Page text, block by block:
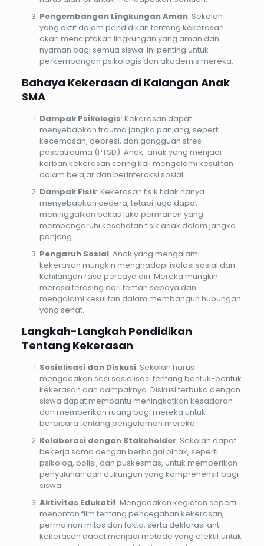
Pengembangan Lingkungan Aman: Sekolah
yang aktif dalam pendidikan tentang kekerasan
akan menciptakan lingkungan yang aman dan
nyaman bagi semua siswa. Ini penting untuk
perkembangan psikologis dan akademis mereka.
Bahaya Kekerasan di Kalangan Anak
SMA
Dampak Psikologis: Kekerasan dapat
menyebabkan trauma jangka panjang, seperti
kecemasan, depresi, dan gangguan stres
pascatrauma (PTSD). Anak-anak yang menjadi
korban kekerasan sering kali mengalami kesulitan
dalam belajar dan berinteraksi sosial.
Dampak Fisik: Kekerasan fisik tidak hanya
menyebabkan cedera, tetapi juga dapat
meninggalkan bekas luka permanen yang
mempengaruhi kesehatan fisik anak dalam jangka
panjang.
Pengaruh Sosial: Anak yang mengalami
kekerasan mungkin menghadapi isolasi sosial dan
kehilangan rasa percaya diri. Mereka mungkin
merasa terasing dari teman sebaya dan
mengalami kesulitan dalam membangun hubungan
yang sehat.
Langkah-Langkah Pendidikan
Tentang Kekerasan
Sosialisasi dan Diskusi: Sekolah harus
mengadakan sesi sosialisasi tentang bentuk-bentuk
kekerasan dan dampaknya. Diskusi terbuka dengan
siswa dapat membantu meningkatkan kesadaran
dan memberikan ruang bagi mereka untuk
berbicara tentang pengalaman mereka.
Kolaborasi dengan Stakeholder: Sekolah dapat
bekerja sama dengan berbagai pihak, seperti
psikolog, polisi, dan puskesmas, untuk memberikan
penyuluhan dan dukungan yang komprehensif bagi
siswa.
Aktivitas Edukatif: Mengadakan kegiatan seperti
menonton film tentang pencegahan kekerasan,
permainan mitos dan fakta, serta deklarasi anti
kekerasan dapat menjadi metode yang efektif untuk